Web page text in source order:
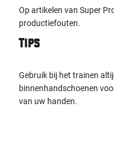
Op artikelen van Super
productiefouten.
Tips
Gebruik bij het trainen
binnenhandschoenen
van uw handen.